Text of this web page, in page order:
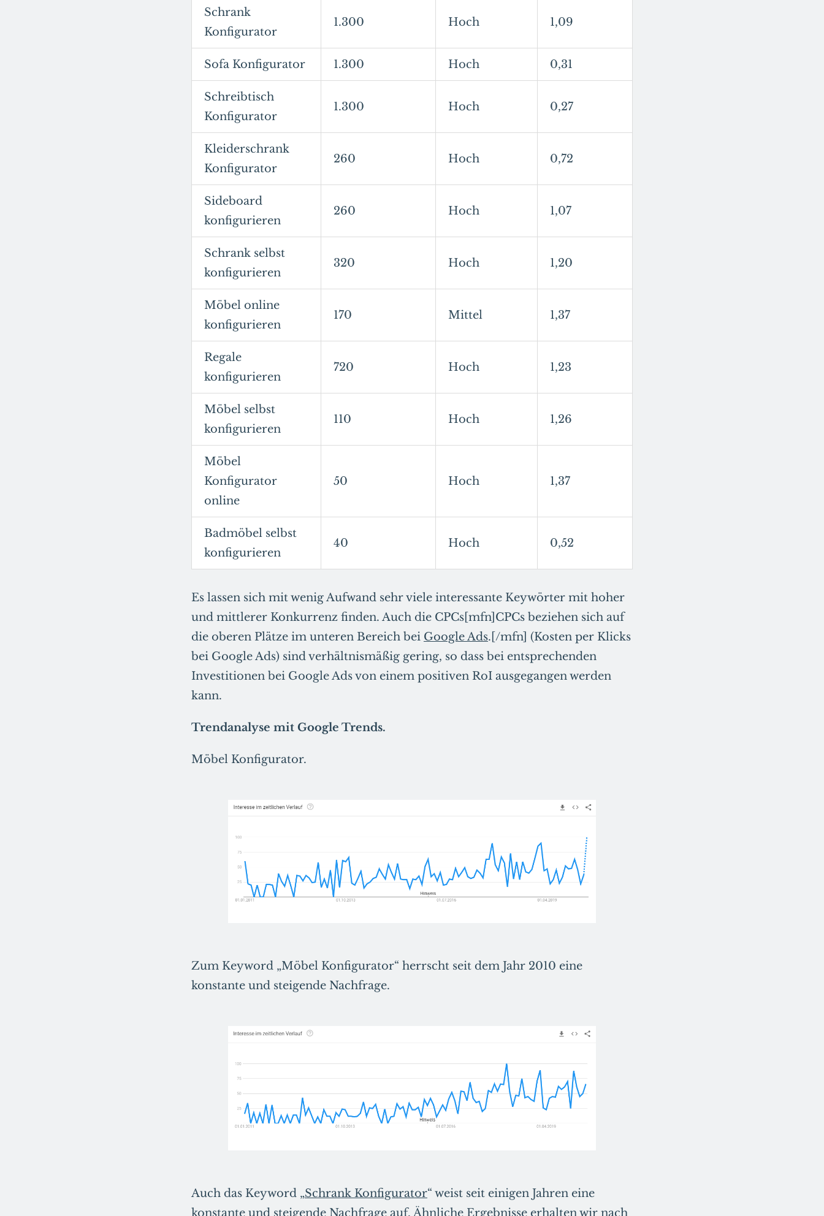
Schrank
Konfigurator
1.300 Hoch 1,09
Sofa Konfigurator 1.300 Hoch 0,31
Schreibtisch
Konfigurator
1.300 Hoch 0,27
Kleiderschrank
Konfigurator
260 Hoch 0,72
Sideboard
konfigurieren
260 Hoch 1,07
Schrank selbst
konfigurieren
320 Hoch 1,20
Möbel online
konfigurieren
170 Mittel 1,37
Regale
konfigurieren
720 Hoch 1,23
Möbel selbst
konfigurieren
110 Hoch 1,26
Möbel
Konfigurator
online
50 Hoch 1,37
Badmöbel selbst
konfigurieren
40 Hoch 0,52
Es lassen sich mit wenig Aufwand sehr viele interessante Keywörter mit hoher
und mittlerer Konkurrenz finden. Auch die CPCs[mfn]CPCs beziehen sich auf
die oberen Plätze im unteren Bereich bei Google Ads.[/mfn] (Kosten per Klicks
bei Google Ads) sind verhältnismäßig gering, so dass bei entsprechenden
Investitionen bei Google Ads von einem positiven RoI ausgegangen werden
kann.
Trendanalyse mit Google Trends.
Möbel Konfigurator.
Zum Keyword „Möbel Konfigurator“ herrscht seit dem Jahr 2010 eine
konstante und steigende Nachfrage.
Auch das Keyword „Schrank Konfigurator“ weist seit einigen Jahren eine
konstante und steigende Nachfrage auf. Ähnliche Ergebnisse erhalten wir nach